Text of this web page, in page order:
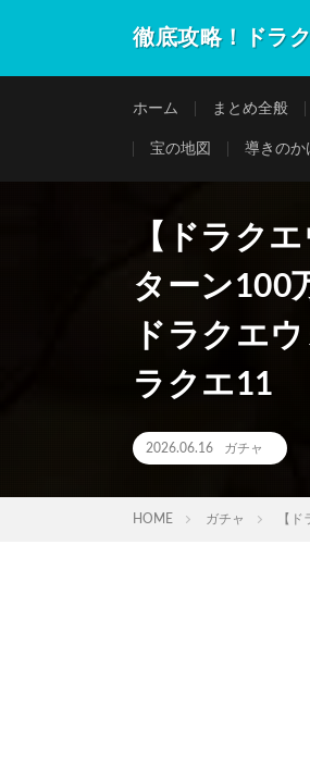
徹底攻略！ドラ
ホーム まとめ全般
宝の地図 導きのか
【ドラク
ターン100
ドラクエ
ラクエ11
2026.06.16 ガチャ
HOME ガチャ 【